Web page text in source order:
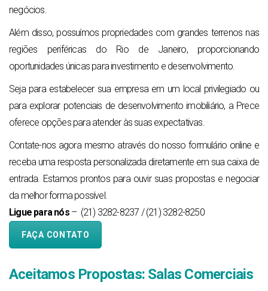
negócios.
Além disso, possuímos propriedades com grandes terrenos nas
regiões periféricas do Rio de Janeiro, proporcionando
oportunidades únicas para investimento e desenvolvimento.
Seja para estabelecer sua empresa em um local privilegiado ou
para explorar potenciais de desenvolvimento imobiliário, a Prece
oferece opções para atender às suas expectativas.
Contate-nos agora mesmo através do nosso formulário online e
receba uma resposta personalizada diretamente em sua caixa de
entrada. Estamos prontos para ouvir suas propostas e negociar
da melhor forma possível.
Ligue para nós– (21) 3282-8237 / (21) 3282-8250
FAÇA CONTATO
Aceitamos Propostas: Salas Comerciais